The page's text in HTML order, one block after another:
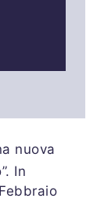
nuova
In